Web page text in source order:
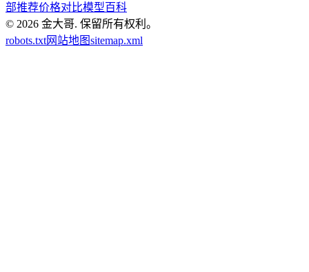
部推荐价格对比模型百科
© 2026 金大哥. 保留所有权利。
robots.txt网站地图sitemap.xml